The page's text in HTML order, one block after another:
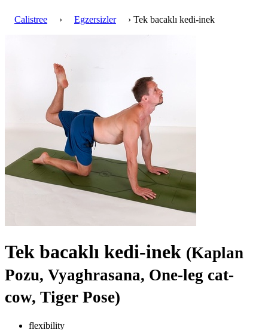
Calistree › Egzersizler › Tek bacaklı kedi-inek
Tek bacaklı kedi-inek (Kaplan
Pozu, Vyaghrasana, One-leg cat-
cow, Tiger Pose)
flexibility